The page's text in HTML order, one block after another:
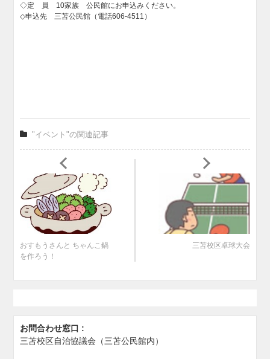
◇定 員 10家族 公民館にお申込みください。
◇申込先 三苫公民館（電話606-4511）
"イベント"の関連記事
おすもうさんと ちゃんこ鍋
を作ろう！
三苫校区卓球大会
お問合わせ窓口 :
三苫校区自治協議会（三苫公民館内）